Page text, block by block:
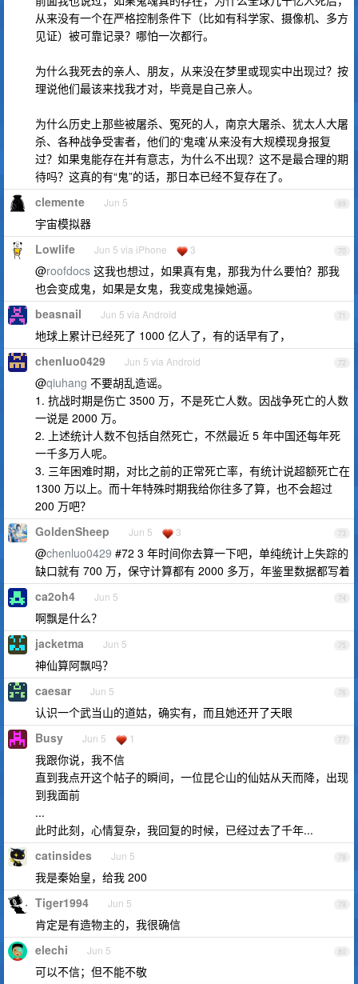
从来没有一个在严格控制条件下（比如有科学家、摄像机、多方
见证）被可靠记录？哪怕一次都行。
为什么我死去的亲人、朋友，从来没在梦里或现实中出现过？按
理说他们最该来找我才对，毕竟是自己亲人。
为什么历史上那些被屠杀、冤死的人，南京大屠杀、犹太人大屠
杀、各种战争受害者，他们的‘鬼魂’从来没有大规模现身报复
过？如果鬼能存在并有意志，为什么不出现？这不是最合理的期
待吗？这真的有“鬼”的话，那日本已经不复存在了。
69
clemente Jun 5
宇宙模拟器
70
Lowlife Jun 5 via iPhone 3
@roofdocs 这我也想过，如果真有鬼，那我为什么要怕？那我
也会变成鬼，如果是女鬼，我变成鬼操她逼。
71
beasnail Jun 5 via Android
地球上累计已经死了 1000 亿人了，有的话早有了，
72
chenluo0429 Jun 5 via Android
@qiuhang 不要胡乱造谣。
1. 抗战时期是伤亡 3500 万，不是死亡人数。因战争死亡的人数
一说是 2000 万。
2. 上述统计人数不包括自然死亡，不然最近 5 年中国还每年死
一千多万人呢。
3. 三年困难时期，对比之前的正常死亡率，有统计说超额死亡在
1300 万以上。而十年特殊时期我给你往多了算，也不会超过
200 万吧？
73
GoldenSheep Jun 5 3
@chenluo0429 #72 3 年时间你去算一下吧，单纯统计上失踪的
缺口就有 700 万，保守计算都有 2000 多万，年鉴里数据都写着
74
ca2oh4 Jun 5
啊飘是什么？
75
jacketma Jun 5
神仙算阿飘吗？
76
caesar Jun 5
认识一个武当山的道姑，确实有，而且她还开了天眼
77
Busy Jun 5 1
我跟你说，我不信
直到我点开这个帖子的瞬间，一位昆仑山的仙姑从天而降，出现
到我面前
...
此时此刻，心情复杂，我回复的时候，已经过去了千年...
78
catinsides Jun 5
我是秦始皇，给我 200
79
Tiger1994 Jun 5
肯定是有造物主的，我很确信
80
elechi Jun 5
可以不信；但不能不敬